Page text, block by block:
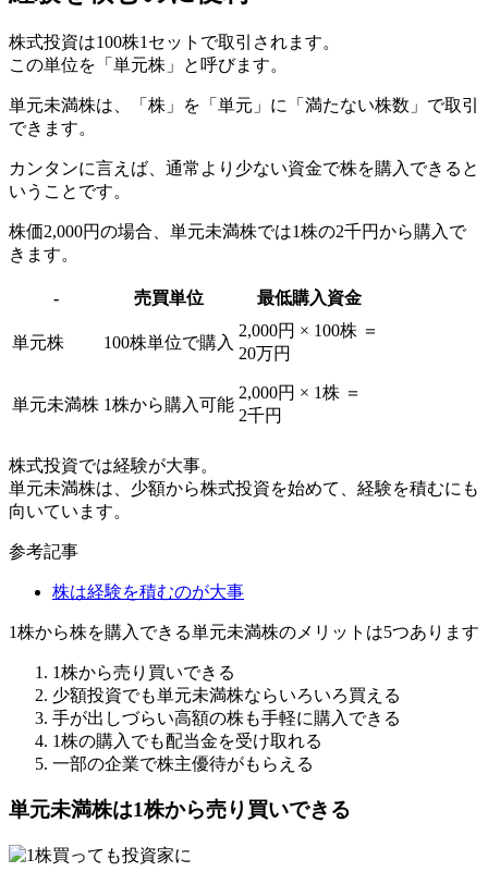
株式投資は100株1セットで取引されます。
この単位を「単元株」と呼びます。
単元未満株は、 「株」を「単元」に「満たない株数」 で取引
できます。
カンタンに言えば、 通常より少ない資金で株を購入できる と
いうことです。
株価2,000円の場合、単元未満株では1株の2千円から購入 で
きます。
- 売買単位 最低購入資金
単元株 100株単位で購入
2,000円 × 100株 ＝
20万円
単元未満株 1株から購入可能
2,000円 × 1株 ＝
2千円
株式投資では経験が大事。
単元未満株は、少額から株式投資を始めて、経験を積むにも
向いています。
参考記事
株は経験を積むのが大事
1株から株を購入できる単元未満株のメリットは5つあります
1株から売り買いできる
少額投資でも単元未満株ならいろいろ買える
手が出しづらい高額の株も手軽に購入できる
1株の購入でも配当金を受け取れる
一部の企業で株主優待がもらえる
単元未満株は1株から売り買いできる